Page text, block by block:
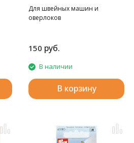
GAMMA
Для швейных машин и
оверлоков
150 руб.
В наличии
В корзину